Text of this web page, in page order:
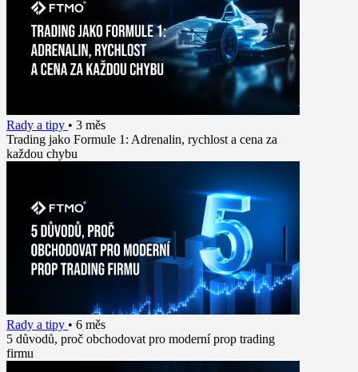
Rady a tipy • 3 měs
Trading jako Formule 1: Adrenalin, rychlost a cena za
každou chybu
Rady a tipy • 6 měs
5 důvodů, proč obchodovat pro moderní prop trading
firmu